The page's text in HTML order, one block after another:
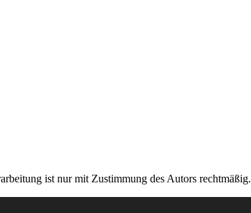
ist nur mit Zustimmung des Autors rechtmäßig.